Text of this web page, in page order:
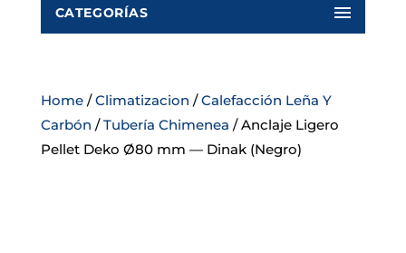
CATEGORÍAS
Home/Climatizacion /Calefacción Leña Y
Carbón /Tubería Chimenea / Anclaje Ligero
Pellet Deko Ø80 mm — Dinak (Negro)